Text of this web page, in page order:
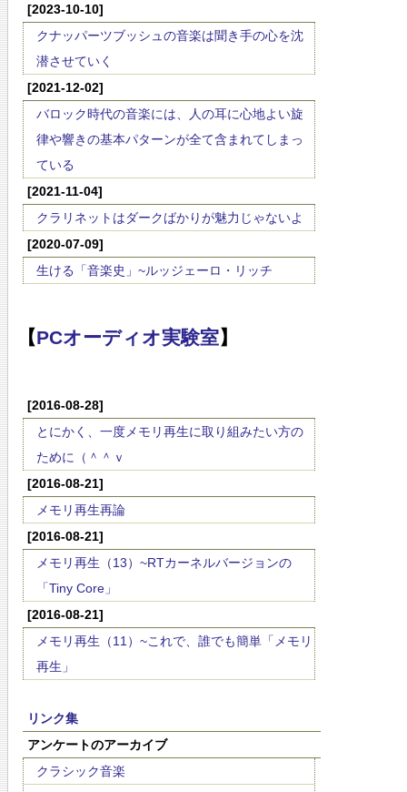
[2023-10-10]
クナッパーツブッシュの音楽は聞き手の心を沈
潜させていく
[2021-12-02]
バロック時代の音楽には、人の耳に心地よい旋
律や響きの基本パターンが全て含まれてしまっ
ている
[2021-11-04]
クラリネットはダークばかりが魅力じゃないよ
[2020-07-09]
生ける「音楽史」~ルッジェーロ・リッチ
【PCオーディオ実験室】
[2016-08-28]
とにかく、一度メモリ再生に取り組みたい方の
ために（＾＾ｖ
[2016-08-21]
メモリ再生再論
[2016-08-21]
メモリ再生（13）~RTカーネルバージョンの
「Tiny Core」
[2016-08-21]
メモリ再生（11）~これで、誰でも簡単「メモリ
再生」
リンク集
アンケートのアーカイブ
クラシック音楽